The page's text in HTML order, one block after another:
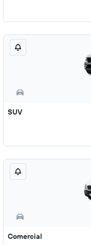
SUV
Comercial